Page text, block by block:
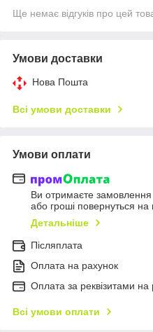
Ще немає відгуків про цей
Умови доставки
Нова Пошта
Всі умови доставки
Умови оплати
Ви отримаєте замовлення
або гроші повернуться на
Детальніше
Післяплата
Оплата на рахунок
Оплата за реквізитами
Всі умови оплати